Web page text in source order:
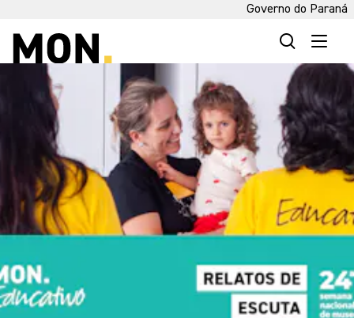
Governo do Paraná